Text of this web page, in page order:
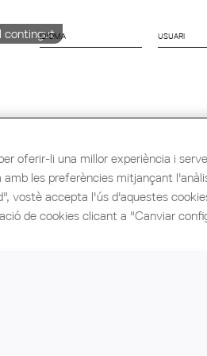
contingut
IDIOMA
Congrés Mundial
oferir-li una millor experiència i
les preferències mitjançant
vostè accepta l'ús d'aquestes
de cookies clicant a "Canviar